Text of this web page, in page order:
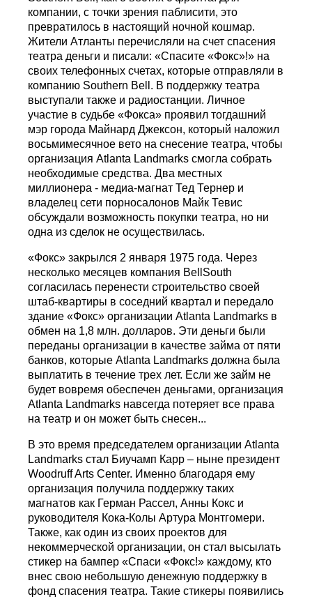
компании, с точки зрения паблисити, это
превратилось в настоящий ночной кошмар.
Жители Атланты перечисляли на счет спасения
театра деньги и писали: «Спасите «Фокс»!» на
своих телефонных счетах, которые отправляли в
компанию Southern Bell. В поддержку театра
выступали также и радиостанции. Личное
участие в судьбе «Фокса» проявил тогдашний
мэр города Майнард Джексон, который наложил
восьмимесячное вето на снесение театра, чтобы
организация Atlanta Landmarks смогла собрать
необходимые средства. Два местных
миллионера - медиа-магнат Тед Тернер и
владелец сети порносалонов Майк Тевис
обсуждали возможность покупки театра, но ни
одна из сделок не осуществилась.
«Фокс» закрылся 2 января 1975 года. Через
несколько месяцев компания BellSouth
согласилась перенести строительство своей
штаб-квартиры в соседний квартал и передало
здание «Фокс» организации Atlanta Landmarks в
обмен на 1,8 млн. долларов. Эти деньги были
переданы организации в качестве займа от пяти
банков, которые Atlanta Landmarks должна была
выплатить в течение трех лет. Если же займ не
будет вовремя обеспечен деньгами, организация
Atlanta Landmarks навсегда потеряет все права
на театр и он может быть снесен...
В это время председателем организации Atlanta
Landmarks стал Биучамп Карр – ныне президент
Woodruff Arts Center. Именно благодаря ему
организация получила поддержку таких
магнатов как Герман Рассел, Анны Кокс и
руководителя Кока-Колы Артура Монтгомери.
Также, как один из своих проектов для
некоммерческой организации, он стал высылать
стикер на бампер «Спаси «Фокс!» каждому, кто
внес свою небольшую денежную поддержку в
фонд спасения театра. Такие стикеры появились